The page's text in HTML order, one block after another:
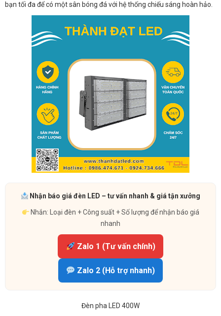
bạn tối đa để có một sân bóng đá với hệ thống chiếu sáng hoàn hảo.
Nhận báo giá đèn LED – tư vấn nhanh & giá tận xưởng
Nhắn: Loại đèn + Công suất + Số lượng để nhận báo giá
nhanh
Zalo 1 (Tư vấn chính)
Zalo 2 (Hỗ trợ nhanh)
Đèn pha LED 400W